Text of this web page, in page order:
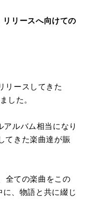
リースへ向けての
リースしてきた
した。
ルバム相当になり
てきた楽曲達が賑
全ての楽曲をこの
、物語と共に綴じ